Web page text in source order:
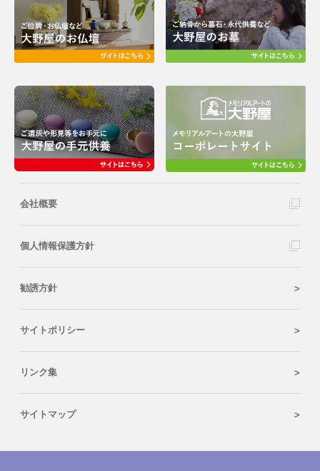
会社概要
個人情報保護方針
勧誘方針
サイトポリシー
リンク集
サイトマップ